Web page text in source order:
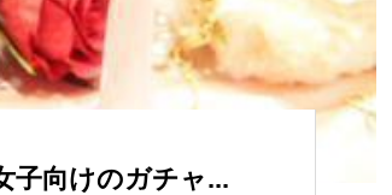
子向けのガチャ...